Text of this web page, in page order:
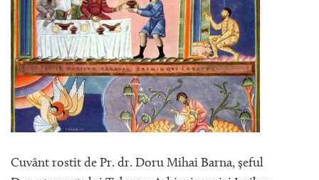
Cuvânt rostit de Pr. dr. Doru Mihai Barna, șeful